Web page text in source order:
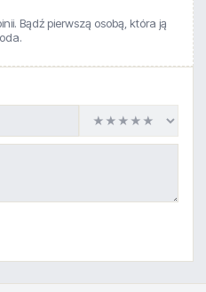
Bądź pierwszą osobą, która ją